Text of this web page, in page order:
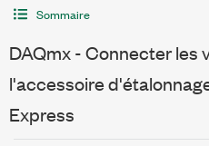
Sommaire
DAQmx - Connecter les
l'accessoire
Express